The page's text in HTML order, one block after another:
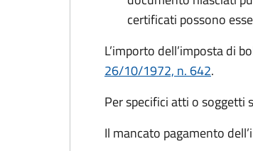
certificati possono
L’importo dell’imposta di
26/10/1972, n. 642.
Per specifici atti o soggetti
Il mancato pagamento